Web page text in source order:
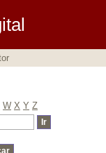
W X Y Z